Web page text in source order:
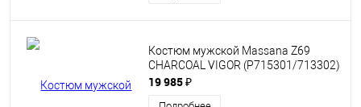
Костюм мужской Massana Z69
CHARCOAL VIGOR (P715301/713302)
19 985 ₽